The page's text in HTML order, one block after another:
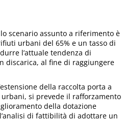
scenario assunto a riferimento è
urbani del 65% e un tasso di
l’attuale tendenza di
discarica, al fine di raggiungere
della raccolta porta a
si prevede il rafforzamento
della dotazione
di fattibilità di adottare un